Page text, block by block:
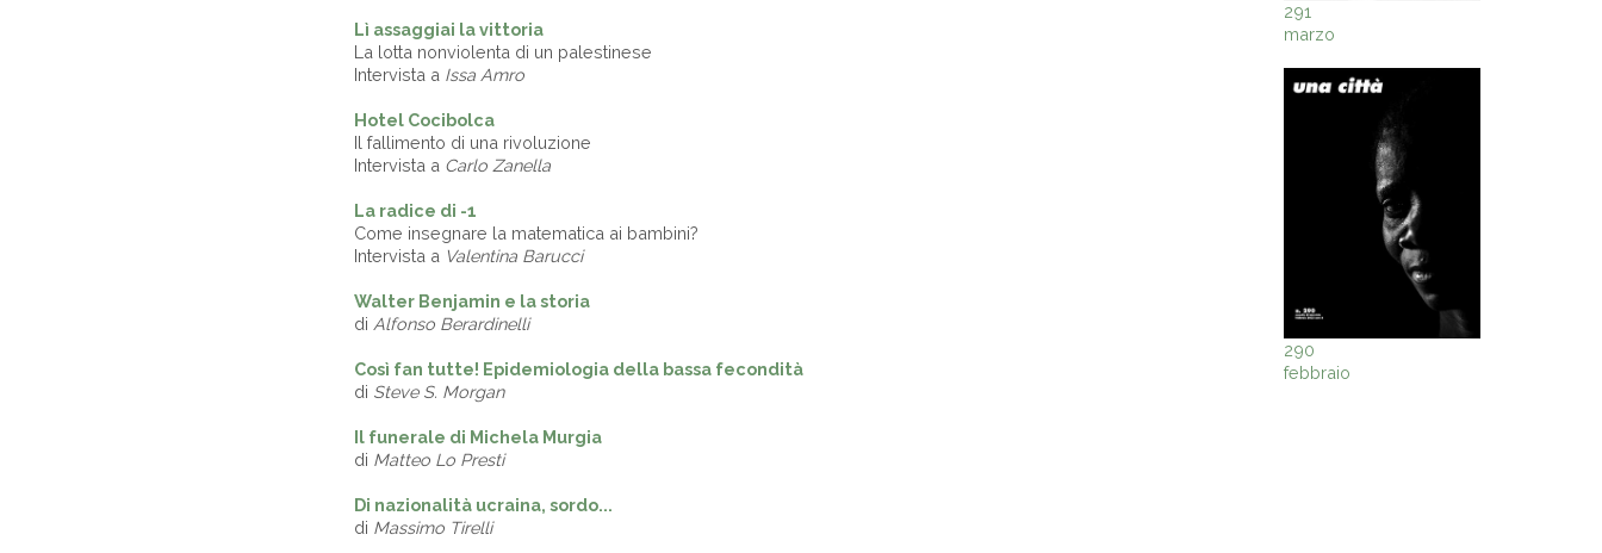
Lì assaggiai la vittoria
La lotta nonviolenta di un palestinese
Intervista a Issa Amro
Hotel Cocibolca
Il fallimento di una rivoluzione
Intervista a Carlo Zanella
La radice di -1
Come insegnare la matematica ai bambini?
Intervista a Valentina Barucci
Walter Benjamin e la storia
di Alfonso Berardinelli
Così fan tutte! Epidemiologia della bassa fecondità
di Steve S. Morgan
Il funerale di Michela Murgia
di Matteo Lo Presti
Di nazionalità ucraina, sordo...
di Massimo Tirelli
291
marzo
290
febbraio